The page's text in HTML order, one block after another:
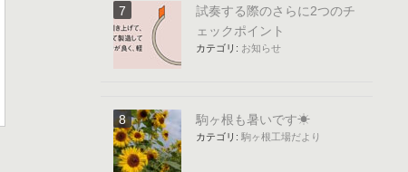
試奏する際のさらに2つのチ
ェックポイント
カテゴリ: お知らせ
駒ヶ根も暑いです☀
カテゴリ: 駒ヶ根工場だより